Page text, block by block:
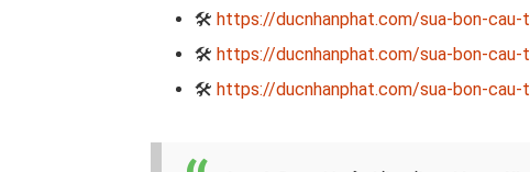
🛠 https://ducnhanphat.com/sua-bon-
🛠 https://ducnhanphat.com/sua-bon-cau-
🛠 https://ducnhanphat.com/sua-bon-cau-